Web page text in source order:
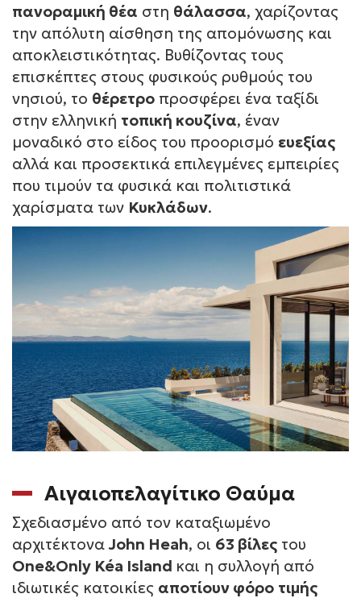
πανοραμική θέα στη θάλασσα, χαρίζοντας
την απόλυτη αίσθηση της απομόνωσης και
αποκλειστικότητας. Βυθίζοντας τους
επισκέπτες στους φυσικούς ρυθμούς του
νησιού, το θέρετρο προσφέρει ένα ταξίδι
στην ελληνική τοπική κουζίνα, έναν
μοναδικό στο είδος του προορισμό ευεξίας
αλλά και προσεκτικά επιλεγμένες εμπειρίες
που τιμούν τα φυσικά και πολιτιστικά
χαρίσματα των Κυκλάδων.
Αιγαιοπελαγίτικο Θαύμα
Σχεδιασμένο από τον καταξιωμένο
αρχιτέκτονα John Heah, οι 63 βίλες του
One&Only Kéa Island και η συλλογή από
ιδιωτικές κατοικίες αποτίουν φόρο τιμής